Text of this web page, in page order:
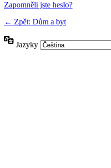
Alternative:
Zapomněli jste heslo?
← Zpět: Dům a byt
Jazyky